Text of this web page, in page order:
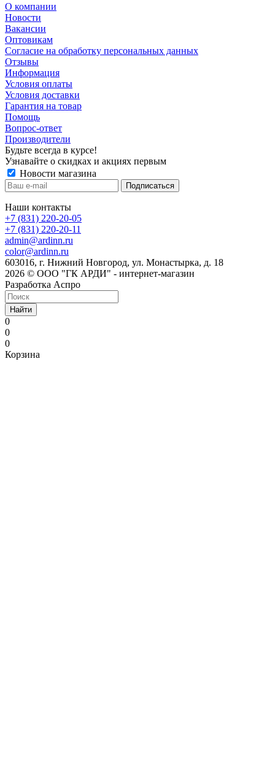
О компании
Новости
Вакансии
Оптовикам
Cогласие на обработку персональных данных
Отзывы
Информация
Условия оплаты
Условия доставки
Гарантия на товар
Помощь
Вопрос-ответ
Производители
Будьте всегда в курсе!
Узнавайте о скидках и акциях первым
Новости магазина
Наши контакты
+7 (831) 220-20-05
+7 (831) 220-20-11
admin@ardinn.ru
color@ardinn.ru
603016, г. Нижний Новгород, ул. Монастырка, д. 18
2026 © ООО "ГК АРДИ" - интернет-магазин
Разработка Аспро
Найти
0
0
0
Корзина